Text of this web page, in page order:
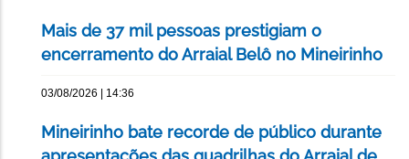
Mais de 37 mil pessoas prestigiam o
encerramento do Arraial Belô no Mineirinho
03/08/2026 | 14:36
Mineirinho bate recorde de público durante